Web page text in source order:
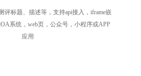
评标题、描述等，支持api接入，iframe嵌
系统，web页，公众号，小程序或APP
应用